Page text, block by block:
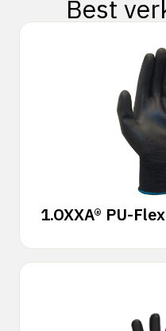
Best
1.OXXA® PU-